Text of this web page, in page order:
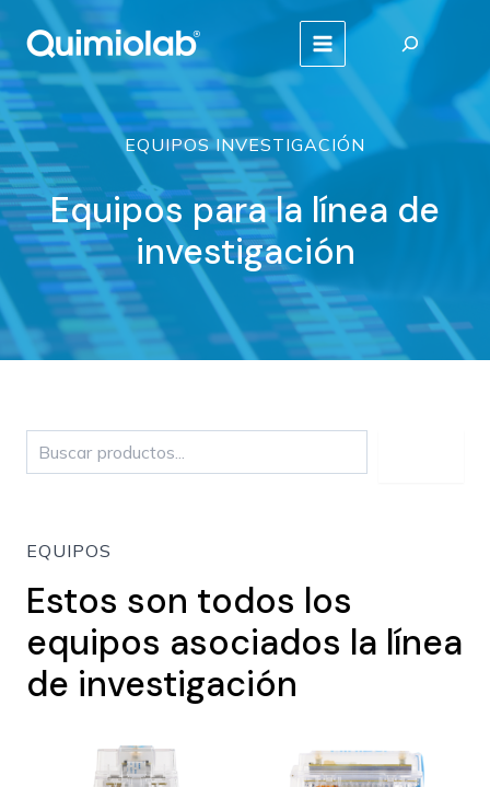
Ir
al
contenido
MAIN
MENU
EQUIPOS INVESTIGACIÓN
Equipos para la línea de
investigación
EQUIPOS
Estos son todos los
equipos asociados la línea
de investigación